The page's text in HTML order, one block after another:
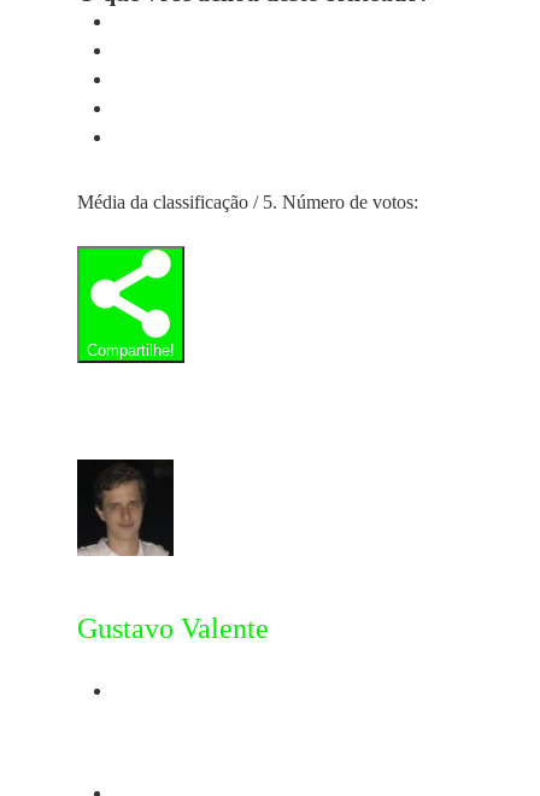
Média da classificação / 5. Número de votos:
Compartilhe!
Gustavo Valente